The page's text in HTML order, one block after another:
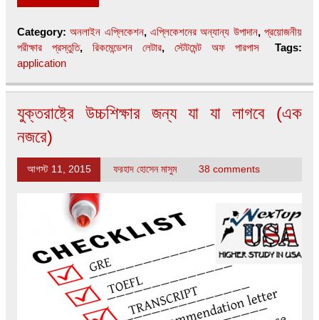
Category:অনলাইন এপ্লিকেশন,এপ্লিকেশনের অন্যান্য উপাদান,প্রয়োজনীয়
পরীক্ষার প্রস্তুতি,রিকমেন্ডেশন লেটার,স্টেটমেন্ট অফ পারপাস
Tags:
application
যুক্তরাষ্ট্রে উচ্চশিক্ষার জন্য যা যা লাগবে (এক
নজরে)
আগস্ট 11, 2015 ফরহাদ হোসেন মাসুম 38 comments